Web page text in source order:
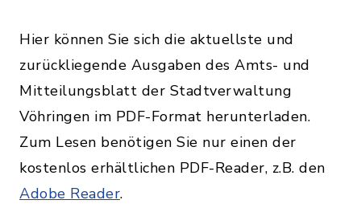
Hier können Sie sich die aktuellste und
zurückliegende Ausgaben des Amts- und
Mitteilungsblatt der Stadtverwaltung
Vöhringen im PDF-Format herunterladen.
Zum Lesen benötigen Sie nur einen der
kostenlos erhältlichen PDF-Reader, z.B. den
Adobe Reader.